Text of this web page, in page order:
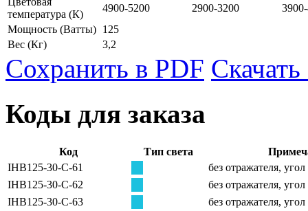
температура (К)
4900-5200 2900-3200
Мощность (Ватты) 125
Вес (Кг) 3,2
Сохранить в PDF
Коды для заказа
Код Тип света
IHB125-30-C-61
без отражателя,
IHB125-30-C-62
без отражателя,
IHB125-30-C-63
без отражателя,